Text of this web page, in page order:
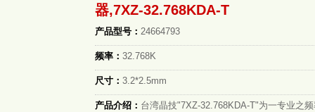
器,7XZ-32.768KDA-T
产品型号： 24664793
频率： 32.768K
尺寸： 3.2*2.5mm
产品介绍： 台湾晶技"7XZ-32.768KDA-T"为一专业之